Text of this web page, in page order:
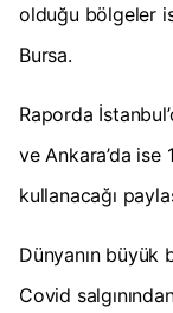
olduğu bölgeler
Bursa.
Raporda
ve Ankara’da
kullanacağı
Dünyanın büyük
Covid